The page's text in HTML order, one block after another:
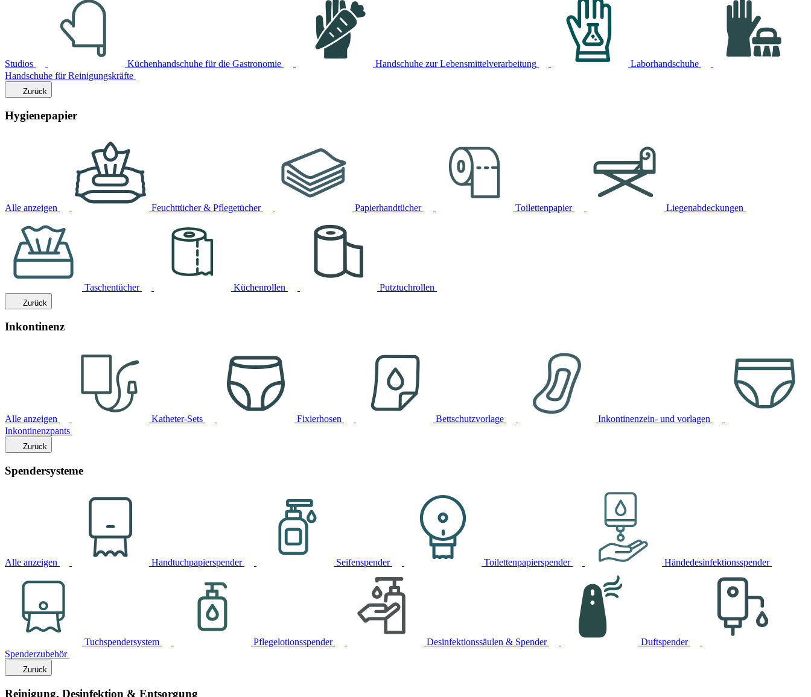
Studios Küchenhandschuhe für die Gastronomie Handschuhe zur Lebensmittelverarbeitung
Laborhandschuhe
Handschuhe für Reinigungskräfte
Zurück
Hygienepapier
Alle anzeigen Feuchttücher & Pflegetücher Papierhandtücher Toilettenpapier Liegenabdeckungen
Taschentücher Küchenrollen Putztuchrollen
Zurück
Inkontinenz
Alle anzeigen Katheter-Sets Fixierhosen Bettschutzvorlage
Inkontinenzein- und vorlagen
Inkontinenzpants
Zurück
Spendersysteme
Alle anzeigen Handtuchpapierspender Seifenspender Toilettenpapierspender Händedesinfektionsspender
Tuchspendersystem Pflegelotionsspender Desinfektionssäulen & Spender
Duftspender
Spenderzubehör
Zurück
Reinigung, Desinfektion & Entsorgung